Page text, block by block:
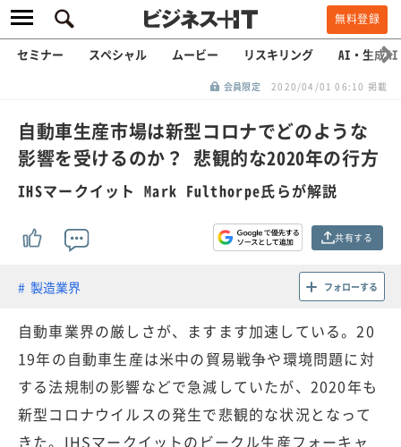
無料登録
セミナー スペシャル ムービー リスキリング AI・生成AI
会員限定 2020/04/01 06:10 掲載
自動車生産市場は新型コロナでどのような
影響を受けるのか？ 悲観的な2020年の行方
IHSマークイット Mark Fulthorpe氏らが解説
共有する
製造業界 フォローする
自動車業界の厳しさが、ますます加速している。20
19年の自動車生産は米中の貿易戦争や環境問題に対
する法規制の影響などで急減していたが、2020年も
新型コロナウイルスの発生で悲観的な状況となって
きた。IHSマークイットのビークル生産フォーキャ